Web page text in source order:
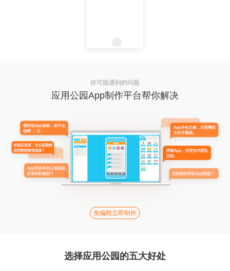
你可能遇到的问题
应用公园App制作平台帮你解决
免编程立即制作
选择应用公园的五大好处